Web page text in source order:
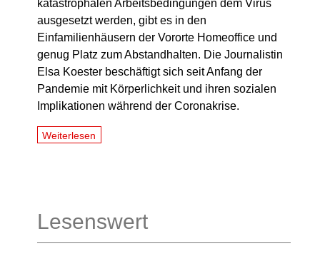
katastrophalen Arbeitsbedingungen dem Virus
ausgesetzt werden, gibt es in den
Einfamilienhäusern der Vororte Homeoffice und
genug Platz zum Abstandhalten. Die Journalistin
Elsa Koester beschäftigt sich seit Anfang der
Pandemie mit Körperlichkeit und ihren sozialen
Implikationen während der Coronakrise.
Weiterlesen
Lesenswert